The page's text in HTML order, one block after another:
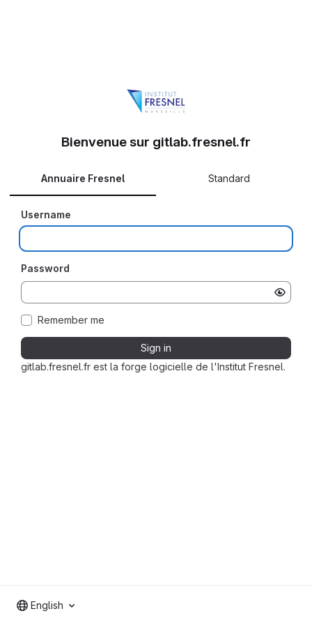
gitlab.fresnel.fr est la forge logicielle de l'Institut Fresnel.
Bienvenue sur gitlab.fresnel.fr
Annuaire Fresnel Standard
Username
Password
Remember me
Sign in
English